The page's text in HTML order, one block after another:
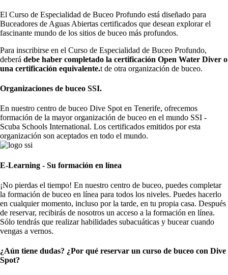
El Curso de Especialidad de Buceo Profundo está diseñado para
Buceadores de Aguas Abiertas certificados que desean explorar el
fascinante mundo de los sitios de buceo más profundos.
Para inscribirse en el Curso de Especialidad de Buceo Profundo,
deberá debe haber completado la certificación Open Water Diver o
una certificación equivalente.t de otra organización de buceo.
Organizaciones de buceo SSI.
En nuestro centro de buceo Dive Spot en Tenerife, ofrecemos
formación de la mayor organización de buceo en el mundo SSI -
Scuba Schools International. Los certificados emitidos por esta
organización son aceptados en todo el mundo.
E-Learning - Su formación en línea
¡No pierdas el tiempo! En nuestro centro de buceo, puedes completar
la formación de buceo en línea para todos los niveles. Puedes hacerlo
en cualquier momento, incluso por la tarde, en tu propia casa. Después
de reservar, recibirás de nosotros un acceso a la formación en línea.
Sólo tendrás que realizar habilidades subacuáticas y bucear cuando
vengas a vernos.
¿Aún tiene dudas? ¿Por qué reservar un curso de buceo con Dive
Spot?